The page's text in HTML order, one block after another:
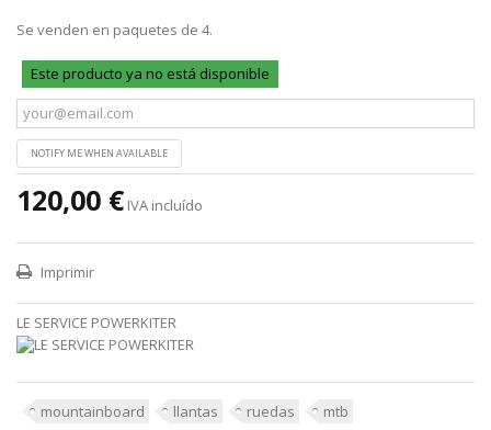
Se venden en paquetes de 4.
Este producto ya no está disponible
NOTIFY ME WHEN AVAILABLE
120,00 € IVA incluído
Imprimir
LE SERVICE POWERKITER
mountainboard llantas ruedas mtb